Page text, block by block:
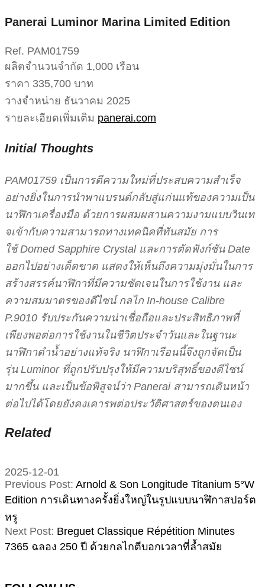
Panerai Luminor Marina Limited Edition
Ref. PAM01759
ผลิตจำนวนจำกัด 1,000 เรือน
ราคา 335,700 บาท
วางจำหน่าย ธันวาคม 2025
รายละเอียดเพิ่มเติม panerai.com
Initial Thoughts
PAM01759 เป็นการตีความใหม่ที่ประสบความสำเร็จ
อย่างยิ่งในการนำพาแบรนด์กลับสู่แก่นแท้ของความเป็น
นาฬิกาเครื่องมือ ด้วยการผสมผสานความงามแบบวินเท
จเข้ากับความสามารถทางเทคนิคที่ทันสมัย การ
ใช้ Domed Sapphire Crystal และการตัดฟังก์ชัน Date
ออกไปอย่างเด็ดขาด แสดงให้เห็นถึงความมุ่งมั่นในการ
สร้างสรรค์นาฬิกาที่มีความชัดเจนในการใช้งาน และ
ความสมมาตรของดีไซน์ กลไก In-house Calibre
P.9010 รับประกันความน่าเชื่อถือและประสิทธิภาพที่
เพียงพอต่อการใช้งานในชีวิตประจำวันและในฐานะ
นาฬิกาดำน้ำอย่างแท้จริง นาฬิกาเรือนนี้จึงถูกจัดเป็น
รุ่น Luminor ที่ถูกปรับปรุงให้มีความบริสุทธิ์ของดีไซน์
มากขึ้น และเป็นข้อพิสูจน์ว่า Panerai สามารถเดินหน้า
ต่อไปได้โดยยังคงเคารพต่อประวัติศาสตร์ของตนเอง
Related
2025-12-01
Previous Post: Arnold & Son Longitude Titanium 5°W
Edition การเดินทางครั้งยิ่งใหญ่ในรูปแบบนาฬิกาสปอร์ต
หรู
Next Post: Breguet Classique Répétition Minutes
7365 ฉลอง 250 ปี ด้วยกลไกตีบอกเวลาที่ล้ำสมัย